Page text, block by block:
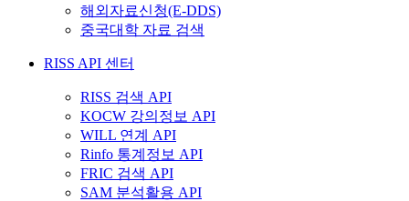
해외자료신청(E-DDS)
중국대학 자료 검색
RISS API 센터
RISS 검색 API
KOCW 강의정보 API
WILL 연계 API
Rinfo 통계정보 API
FRIC 검색 API
SAM 분석활용 API